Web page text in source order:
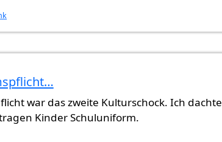
war das zweite Kulturschock. Ich dachte
Kinder Schuluniform.